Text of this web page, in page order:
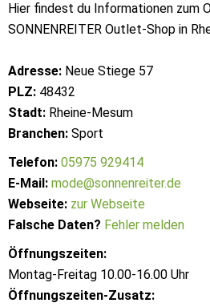
Hier findest du Informationen zum
SONNENREITER Outlet-Shop in
Adresse: Neue Stiege 57
PLZ: 48432
Stadt: Rheine-Mesum
Branchen: Sport
Telefon: 05975 929414
E-Mail: mode@sonnenreiter.de
Webseite: zur Webseite
Falsche Daten? Fehler melden
Öffnungszeiten:
Montag-Freitag 10.00-16.00 Uhr
Öffnungszeiten-Zusatz: